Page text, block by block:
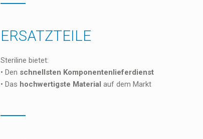
ERSATZTEILE
Steriline bietet:
• Den schnellsten Komponentenlieferdienst
• Das hochwertigste Material auf dem Markt